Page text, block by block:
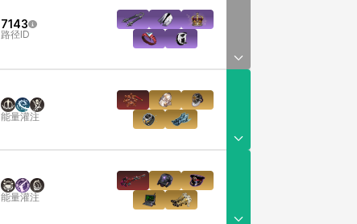
7143
路径ID
能量灌注
能量灌注